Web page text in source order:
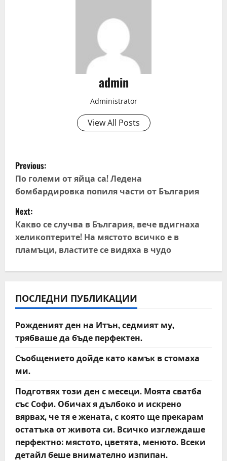
admin
Administrator
View All Posts
P
o
s
t
n
a
v
i
g
a
t
i
o
n
Previous:
По големи от яйца са! Ледена
бомбардировка попиля части от България
Next:
Какво се случва в България, вече вдигнаха
хеликоптерите! На мястото всичко е в
пламъци, властите се видяха в чудо
ПОСЛЕДНИ ПУБЛИКАЦИИ
Рожденият ден на Итън, седмият му,
трябваше да бъде перфектен.
Съобщението дойде като камък в стомаха
ми.
Подготвях този ден с месеци. Моята сватба
със Софи. Обичах я дълбоко и искрено
вярвах, че тя е жената, с която ще прекарам
остатъка от живота си. Всичко изглеждаше
перфектно: мястото, цветята, менюто. Всеки
детайл беше внимателно изпипан.